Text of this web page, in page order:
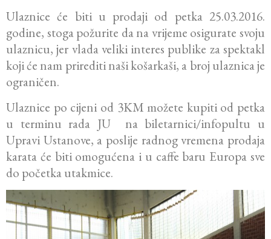
Ulaznice će biti u prodaji od petka 25.03.2016.
godine, stoga požurite da na vrijeme osigurate svoju
ulaznicu, jer vlada veliki interes publike za spektakl
koji će nam prirediti naši košarkaši, a broj ulaznica je
ograničen.
Ulaznice po cijeni od 3KM možete kupiti od petka
u terminu rada JU na biletarnici/infopultu u
Upravi Ustanove, a poslije radnog vremena prodaja
karata će biti omogućena i u caffe baru Europa sve
do početka utakmice.